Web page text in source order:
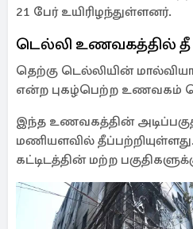
21 பேர் உயிரிழந்துள்ளனர்.
டெல்லி உணவகத்தில் தீ
தெற்கு டெல்லியின்
என்ற புகழ்பெற்ற உணவகம்
இந்த உணவகத்தின்
மணியளவில்
கட்டிடத்தின் மற்ற